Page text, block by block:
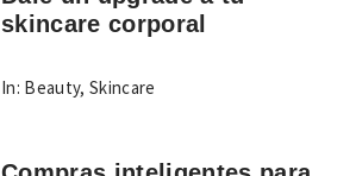
skincare corporal
In: Beauty,Skincare